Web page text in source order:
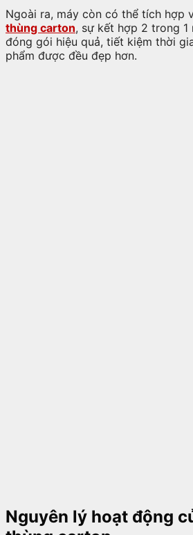
Ngoài ra, máy còn có thể tích hợp
thùng carton, sự kết hợp 2 trong
đóng gói hiệu quả, tiết kiệm thời
phẩm được đều đẹp hơn.
Nguyên lý hoạt động